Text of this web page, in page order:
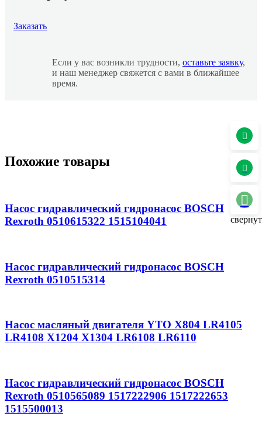
Заказать
Если у вас возникли трудности, оставьте заявку,
и наш менеджер свяжется с вами в ближайшее
время.
Похожие товары
Насос гидравлический гидронасос BOSCH
Rexroth 0510615322 1515104041
Насос гидравлический гидронасос BOSCH
Rexroth 0510515314
Насос масляный двигателя YTO X804 LR4105
LR4108 X1204 X1304 LR6108 LR6110
Насос гидравлический гидронасос BOSCH
Rexroth 0510565089 1517222906 1517222653
1515500013